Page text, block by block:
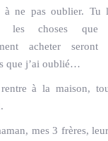
à ne pas oublier. Tu
les choses
acheter seront
que j’ai oublié…
rentre à la maison,
mes 3 frères,